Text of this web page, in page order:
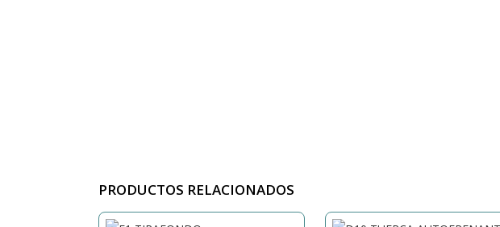
PRODUCTOS RELACIONADOS